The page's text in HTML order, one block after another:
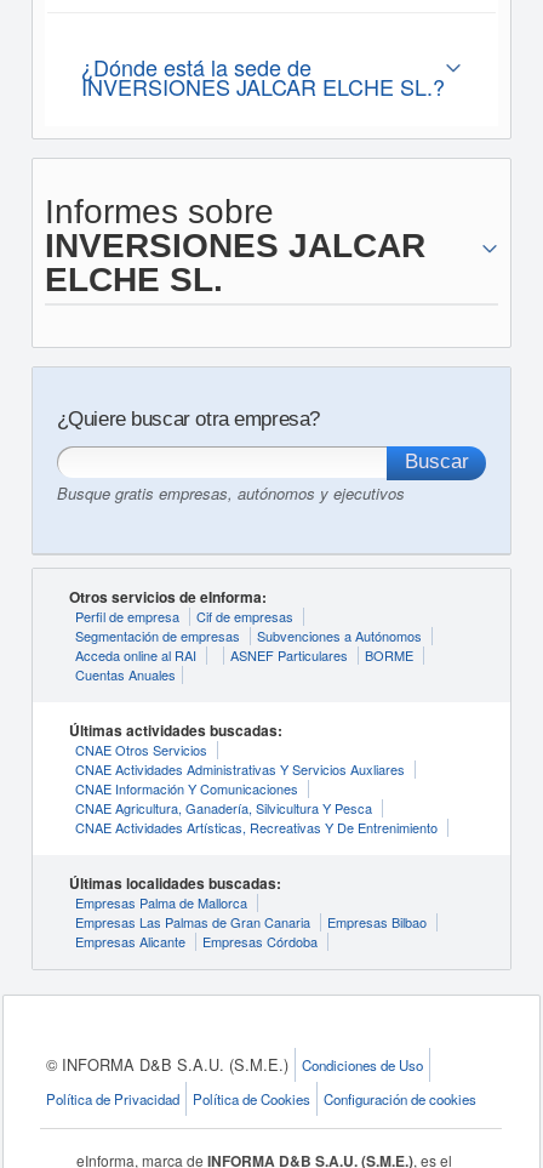
¿Dónde está la sede de
INVERSIONES JALCAR ELCHE SL.?
Informes sobre
INVERSIONES JALCAR
ELCHE SL.
¿Quiere buscar otra empresa?
Busque gratis empresas, autónomos y ejecutivos
Otros servicios de eInforma:
Perfil de empresa
Cif de empresas
Segmentación de empresas
Subvenciones a Autónomos
Acceda online al RAI
ASNEF Particulares
BORME
Cuentas Anuales
Últimas actividades buscadas:
CNAE Otros Servicios
CNAE Actividades Administrativas Y Servicios Auxliares
CNAE Información Y Comunicaciones
CNAE Agricultura, Ganadería, Silvicultura Y Pesca
CNAE Actividades Artísticas, Recreativas Y De Entrenimiento
Últimas localidades buscadas:
Empresas Palma de Mallorca
Empresas Las Palmas de Gran Canaria
Empresas Bilbao
Empresas Alicante
Empresas Córdoba
© INFORMA D&B S.A.U. (S.M.E.)
Condiciones de Uso
Política de Privacidad
Política de Cookies Configuración de cookies
eInforma, marca deINFORMA D&B S.A.U. (S.M.E.), es el